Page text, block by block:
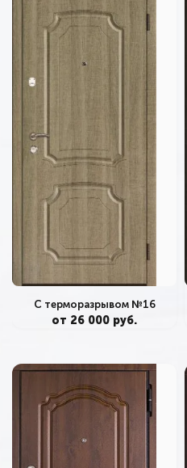
С терморазрывом №16
от 26 000 руб.